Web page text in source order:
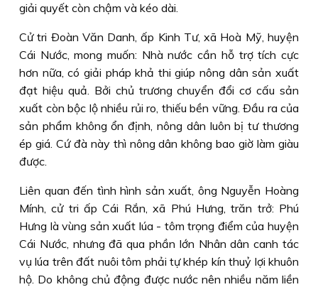
giải quyết còn chậm và kéo dài.
Cử tri Ðoàn Văn Danh, ấp Kinh Tư, xã Hoà Mỹ, huyện
Cái Nước, mong muốn: Nhà nước cần hỗ trợ tích cực
hơn nữa, có giải pháp khả thi giúp nông dân sản xuất
đạt hiệu quả. Bởi chủ trương chuyển đổi cơ cấu sản
xuất còn bộc lộ nhiều rủi ro, thiếu bền vững. Ðầu ra của
sản phẩm không ổn định, nông dân luôn bị tư thương
ép giá. Cứ đà này thì nông dân không bao giờ làm giàu
được.
Liên quan đến tình hình sản xuất, ông Nguyễn Hoàng
Mính, cử tri ấp Cái Rắn, xã Phú Hưng, trăn trở: Phú
Hưng là vùng sản xuất lúa - tôm trọng điểm của huyện
Cái Nước, nhưng đã qua phần lớn Nhân dân canh tác
vụ lúa trên đất nuôi tôm phải tự khép kín thuỷ lợi khuôn
hộ. Do không chủ động được nước nên nhiều năm liền